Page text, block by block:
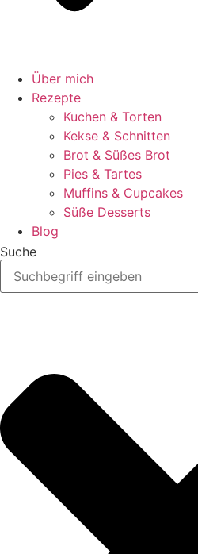
Über mich
Rezepte
Kuchen & Torten
Kekse & Schnitten
Brot & Süßes Brot
Pies & Tartes
Muffins & Cupcakes
Süße Desserts
Blog
Suche